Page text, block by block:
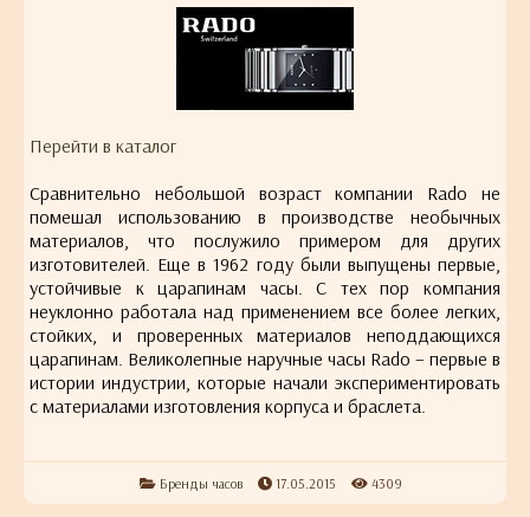
Перейти в каталог
Сравнительно небольшой возраст компании Rado не
помешал использованию в производстве необычных
материалов, что послужило примером для других
изготовителей. Еще в 1962 году были выпущены первые,
устойчивые к царапинам часы. С тех пор компания
неуклонно работала над применением все более легких,
стойких, и проверенных материалов неподдающихся
царапинам. Великолепные наручные часы Rado – первые в
истории индустрии, которые начали экспериментировать
с материалами изготовления корпуса и браслета.
Бренды часов 17.05.2015 4309